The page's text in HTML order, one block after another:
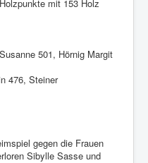
mit 153 Holz
501, Hörnig Margit
476, Steiner
gegen die Frauen
Sibylle Sasse und